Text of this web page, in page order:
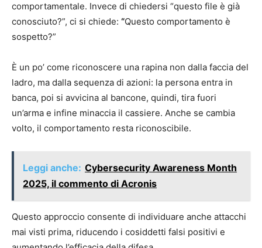
comportamentale. Invece di chiedersi “questo file è già
conosciuto?”, ci si chiede: “Questo comportamento è
sospetto?”
È un po’ come riconoscere una rapina non dalla faccia del
ladro, ma dalla sequenza di azioni: la persona entra in
banca, poi si avvicina al bancone, quindi, tira fuori
un’arma e infine minaccia il cassiere. Anche se cambia
volto, il comportamento resta riconoscibile.
Leggi anche: Cybersecurity Awareness Month
2025, il commento di Acronis
Questo approccio consente di individuare anche attacchi
mai visti prima, riducendo i cosiddetti falsi positivi e